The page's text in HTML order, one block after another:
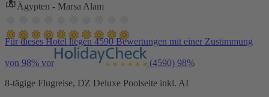
Ägypten - Marsa Alam
Für dieses Hotel liegen 4590 Bewertungen mit einer Zustimmung
von 98% vor (4590) 98%
8-tägige Flugreise, DZ Deluxe Poolseite inkl. AI